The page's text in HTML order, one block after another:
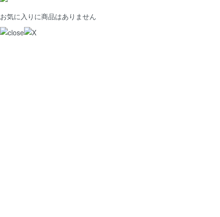
お気に入りに商品はありません